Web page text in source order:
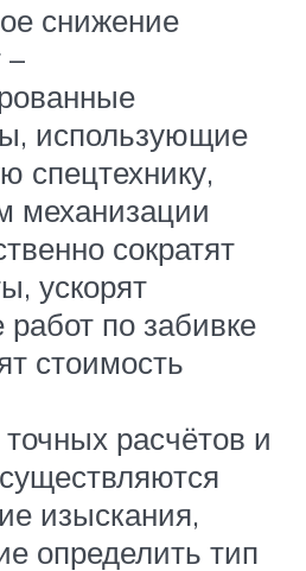
снижение
–
использующие
спецтехнику,
механизации
сократят
ускорят
по забивке
стоимость
расчётов и
изыскания,
определить тип